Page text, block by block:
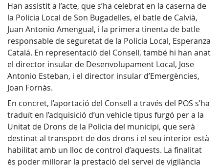
Han assistit a l’acte, que s’ha celebrat en la caserna de
la Policia Local de Son Bugadelles, el batle de Calvià,
Juan Antonio Amengual, i la primera tinenta de batle
responsable de seguretat de la Policia Local, Esperanza
Catalá. En representació del Consell, també hi han anat
el director insular de Desenvolupament Local, Jose
Antonio Esteban, i el director insular d’Emergències,
Joan Fornàs.
En concret, l’aportació del Consell a través del POS s’ha
traduït en l’adquisició d’un vehicle tipus furgó per a la
Unitat de Drons de la Policia del municipi, que serà
destinat al transport de dos drons i el seu interior està
habilitat amb un lloc de control d’aquests. La finalitat
és poder millorar la prestació del servei de vigilància